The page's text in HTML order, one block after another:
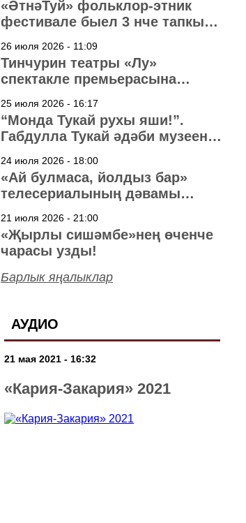
«ӘтнәТуй» фольклор-этник
фестивале быел 3 нче тапкыр
26 июля 2026 - 11:09
Тинчурин театры «Лу»
спектакле премьерасына
25 июля 2026 - 16:17
“Монда Тукай рухы яши!”.
Габдулла Тукай әдәби музеена
24 июля 2026 - 18:00
«Ай булмаса, йолдыз бар»
телесериалының дәвамы
21 июля 2026 - 21:00
«Җырлы сишәмбе»нең өченче
чарасы узды!
Барлык яңалыклар
АУДИО
21 мая 2021 - 16:32
«Кария-Закария» 2021